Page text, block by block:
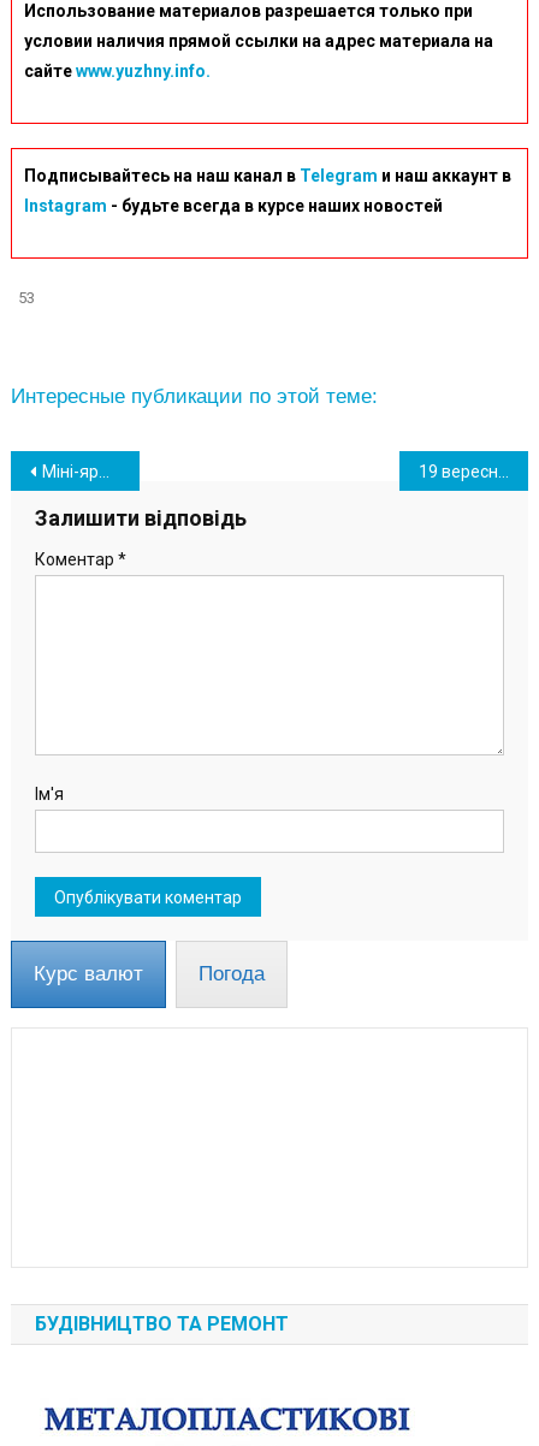
Использование материалов разрешается только при
условии наличия прямой ссылки на адрес материала на
сайтеwww.yuzhny.info.
Подписывайтесь на наш канал в Telegram и наш аккаунт в
Instagram - будьте всегда в курсе наших новостей
53
Интересные публикации по этой теме:
Навігація
записів
Міні-ярмарок вакансій – діалог і шлях для укомплектування вакансій 19 вересня 2024 у центрі зайнятості відбувся тренінг по Всеукраїнській програмі ментального здоров’я «Ти як?»
Залишити відповідь
Коментар *
Ім'я
Курс валют Погода
БУДІВНИЦТВО ТА РЕМОНТ